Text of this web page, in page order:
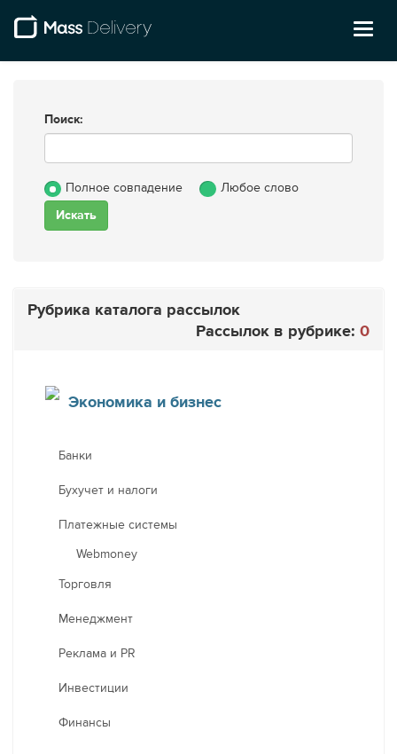
Поиск:
Полное совпадение Любое слово
Рубрика каталога рассылок
Рассылок в рубрике: 0
Экономика и бизнес
Банки
Бухучет и налоги
Платежные системы
Webmoney
Торговля
Менеджмент
Реклама и PR
Инвестиции
Финансы